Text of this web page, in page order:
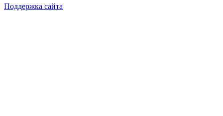
Поддержка сайта